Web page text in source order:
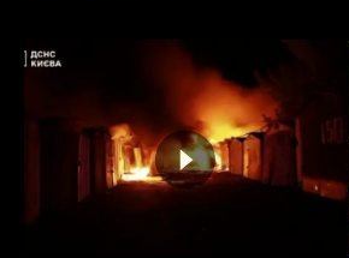
INFO AZIENDE
ANNUNCI
NECROLOGI
PUBBLICITÀ